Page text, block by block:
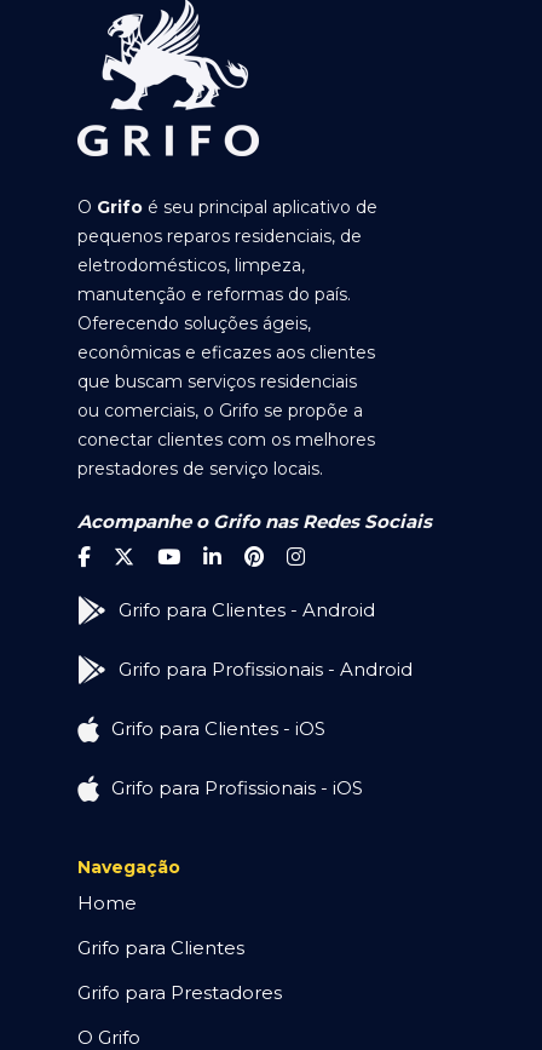
O Grifo é seu principal aplicativo de
pequenos reparos residenciais, de
eletrodomésticos, limpeza,
manutenção e reformas do país.
Oferecendo soluções ágeis,
econômicas e eficazes aos clientes
que buscam serviços residenciais
ou comerciais, o Grifo se propõe a
conectar clientes com os melhores
prestadores de serviço locais.
Acompanhe o Grifo nas Redes Sociais
Grifo para Clientes - Android
Grifo para Profissionais - Android
Grifo para Clientes - iOS
Grifo para Profissionais - iOS
Navegação
Home
Grifo para Clientes
Grifo para Prestadores
O Grifo